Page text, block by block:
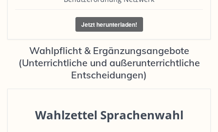
Jetzt herunterladen!
Wahlpflicht & Ergänzungsangebote
(Unterrichtliche und außerunterrichtliche
Entscheidungen)
Wahlzettel Sprachenwahl